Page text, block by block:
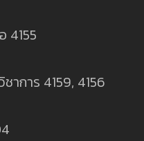
4155
าการ 4159, 4156